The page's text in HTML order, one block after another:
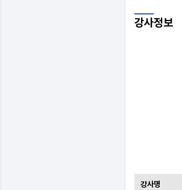
강사정보
강사명